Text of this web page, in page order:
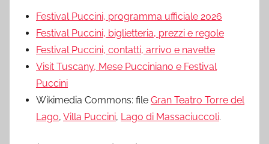
Festival Puccini, programma ufficiale 2026
Festival Puccini, biglietteria, prezzi e regole
Festival Puccini, contatti, arrivo e navette
Visit Tuscany, Mese Pucciniano e Festival
Puccini
Wikimedia Commons: file Gran Teatro Torre del
Lago, Villa Puccini, Lago di Massaciuccoli.